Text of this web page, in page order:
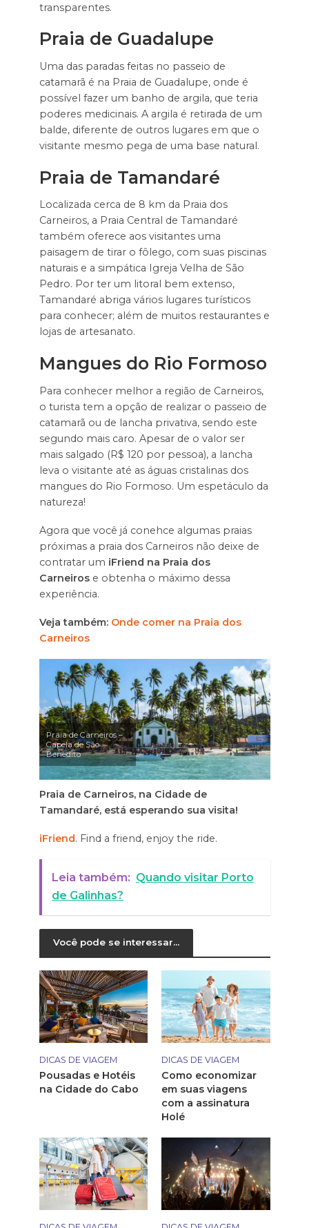
transparentes.
Praia de Guadalupe
Uma das paradas feitas no passeio de
catamarã é na Praia de Guadalupe, onde é
possível fazer um banho de argila, que teria
poderes medicinais. A argila é retirada de um
balde, diferente de outros lugares em que o
visitante mesmo pega de uma base natural.
Praia de Tamandaré
Localizada cerca de 8 km da Praia dos
Carneiros, a Praia Central de Tamandaré
também oferece aos visitantes uma
paisagem de tirar o fôlego, com suas piscinas
naturais e a simpática Igreja Velha de São
Pedro. Por ter um litoral bem extenso,
Tamandaré abriga vários lugares turísticos
para conhecer; além de muitos restaurantes e
lojas de artesanato.
Mangues do Rio Formoso
Para conhecer melhor a região de Carneiros,
o turista tem a opção de realizar o passeio de
catamarã ou de lancha privativa, sendo este
segundo mais caro. Apesar de o valor ser
mais salgado (R$ 120 por pessoa), a lancha
leva o visitante até as águas cristalinas dos
mangues do Rio Formoso. Um espetáculo da
natureza!
Agora que você já conehce algumas praias
próximas a praia dos Carneiros não deixe de
contratar um iFriend na Praia dos
Carneirose obtenha o máximo dessa
experiência.
Veja também: Onde comer na Praia dos
Carneiros
Praia de Carneiros –
Capela de São
Benedito
Praia de Carneiros, na Cidade de
Tamandaré, está esperando sua visita!
iFriend. Find a friend, enjoy the ride.
Leia também: Quando visitar Porto
de Galinhas?
Você pode se interessar...
DICAS DE VIAGEM
Pousadas e Hotéis
na Cidade do Cabo
DICAS DE VIAGEM
Como economizar
em suas viagens
com a assinatura
Holé